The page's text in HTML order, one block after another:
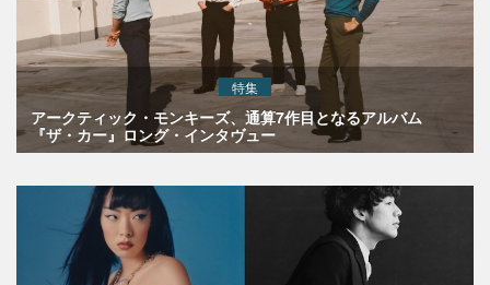
特集
アークティック・モンキーズ、通算7作目となるアルバム
『ザ・カー』ロング・インタヴュー